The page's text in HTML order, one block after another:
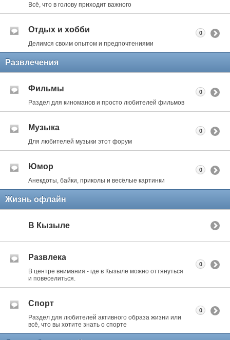
Всё, что в голову приходит важного
Отдых и хобби
Делимся своим опытом и предпочтениями
0
Развлечения
Фильмы
Раздел для киноманов и просто любителей фильмов
0
Музыка
Для любителей музыки этот форум
0
Юмор
Анекдоты, байки, приколы и весёлые картинки
0
Жизнь офлайн
В Кызыле
Развлека
В центре внимания - где в Кызыле можно оттянуться
и повеселиться.
0
Спорт
Раздел для любителей активного образа жизни или
всё, что вы хотите знать о спорте
0